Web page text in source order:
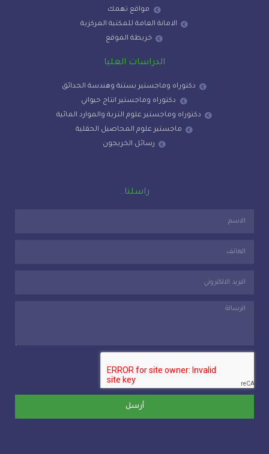
مواقع تهمك
الامانة العامة للمكتبة المركزية
خريطة الموقع
الدراسات العليا
دكتوراه وماجستير بستنة وهندسة الحدائق
دكتوراه وماجستير انتاج حيواني
دكتوراه وماجستير علوم التربة والموارد المائية
ماجستير علوم المحاصيل الحقلية
رسائل الخريجون
راسلنا..
أرسل